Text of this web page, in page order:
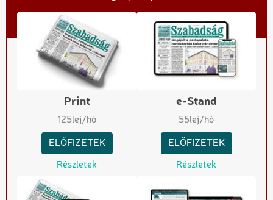
Print
125lej/hó
ELŐFIZETEK
Részletek
e-Stand
55lej/hó
ELŐFIZETEK
Részletek